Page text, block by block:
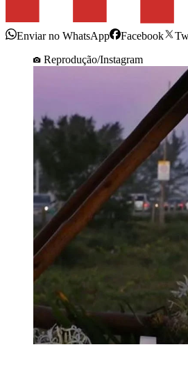
Enviar no WhatsApp Facebook
Reprodução/Instagram